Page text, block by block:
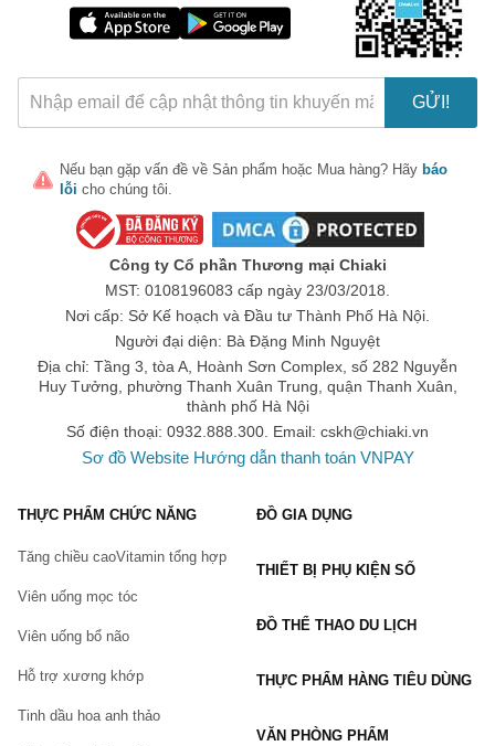
độc hại.
Được sản xuất theo tiêu chuẩn nghiêm ngặt, được khuyến
cáo lành tính và hiệu quả cho người tiêu dùng.
Hỗ trợ sức khỏe tối ưu cho người từ 18 tuổi trở lên.
Nhiều người tiêu dùng đã cho phản hồi tích cực sau khi sử dụng
sản phẩm này. Họ cảm thấy cơ thể dẻo dai hơn, trí nhớ cải thiện
và sức khỏe tim mạch tốt hơn. Viên Dầu Cá Sports Research là
quyết định hoàn hảo cho những ai mong muốn chăm sóc sức
khỏe một cách chủ động.
Viên Dầu Cá Sports Research Triple Strength Omega-3 Fish Oil
là một sản phẩm vượt trội không thể thiếu trong chế độ dinh
dưỡng hàng ngày của bạn. Với nguồn Omega-3 cần thiết và các
lợi ích sức khỏe đã được chứng minh, sản phẩm hứa hẹn sẽ
mang lại sức khỏe tốt hơn cho bạn và gia đình. Hãy bắt đầu bổ
sung các viên dầu cá này ngay hôm nay!
Thực phẩm này không phải là thuốc, không có tác dụng thay
thế thuốc chữa bệnh.
Hiệu quả sử dụng tùy thuộc cơ địa từng người.
GỬI!
Nếu bạn gặp vấn đề về Sản phẩm hoặc Mua hàng? Hãy báo
lỗi cho chúng tôi.
Công ty Cổ phần Thương mại Chiaki
MST: 0108196083 cấp ngày 23/03/2018.
Nơi cấp: Sở Kế hoạch và Đầu tư Thành Phố Hà Nội.
Người đại diện: Bà Đặng Minh Nguyệt
Địa chỉ: Tầng 3, tòa A, Hoành Sơn Complex, số 282 Nguyễn
Huy Tưởng, phường Thanh Xuân Trung, quận Thanh Xuân,
thành phố Hà Nội
Số điện thoại: 0932.888.300. Email: cskh@chiaki.vn
Sơ đồ Website Hướng dẫn thanh toán VNPAY
THỰC PHẨM CHỨC NĂNG
Tăng chiều caoVitamin tổng hợp
Viên uống mọc tóc
Viên uống bổ não
Hỗ trợ xương khớp
Tinh dầu hoa anh thảo
ĐỒ GIA DỤNG
THIẾT BỊ PHỤ KIỆN SỐ
ĐỒ THỂ THAO DU LỊCH
THỰC PHẨM HÀNG TIÊU DÙNG
VĂN PHÒNG PHẨM